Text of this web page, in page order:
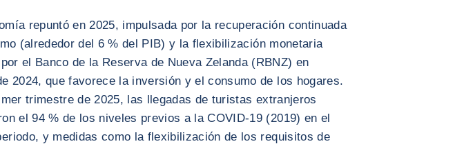
repuntó en 2025, impulsada por la recuperación continuada
(alrededor del 6 % del PIB) y la flexibilización monetaria
el Banco de la Reserva de Nueva Zelanda (RBNZ) en
2024, que favorece la inversión y el consumo de los hogares.
trimestre de 2025, las llegadas de turistas extranjeros
el 94 % de los niveles previos a la COVID-19 (2019) en el
y medidas como la flexibilización de los requisitos de